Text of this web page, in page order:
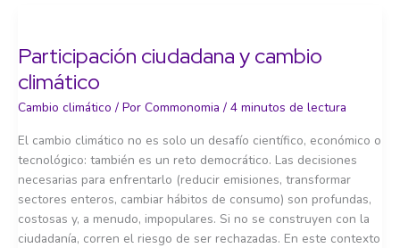
Participación ciudadana y cambio
climático
Cambio climático / Por Commonomia / 4 minutos de lectura
El cambio climático no es solo un desafío científico, económico o
tecnológico: también es un reto democrático. Las decisiones
necesarias para enfrentarlo (reducir emisiones, transformar
sectores enteros, cambiar hábitos de consumo) son profundas,
costosas y, a menudo, impopulares. Si no se construyen con la
ciudadanía, corren el riesgo de ser rechazadas. En este contexto